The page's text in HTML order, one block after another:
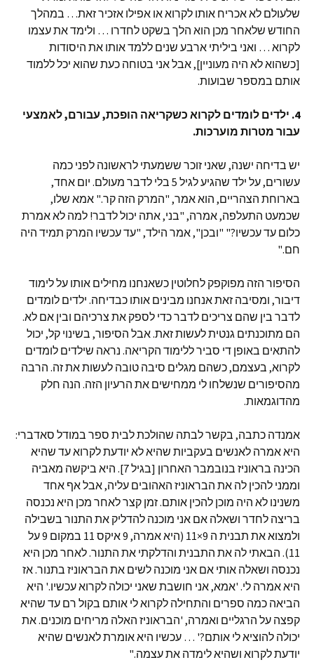
שלעולם לא אכריח אותו לקרוא או אפילו אזכיר זאת… במהלך
החודש שלאחר מכן הוא הלך בשקט לחדרו … ולימד את עצמו
לקרוא … ואני ביליתי ארבע שנים ללמד אותו את היסודות
[כשהוא לא היה מעוניין], אבל אני בטוחה כעת שהוא יכל ללמוד
אותם במספר שבועות.
4. ילדים לומדים לקרוא כשקריאה הופכת, עבורם, לאמצעי
עבור מטרות מוערכות.
יש בדיחה ישנה, שאני זוכר ששמעתי לראשונה לפני כמה
עשורים, על ילד שהגיע לגיל 5 בלי לדבר מעולם. יום אחד,
בארוחת הצהריים, הוא אמר, "המרק הזה קר." אמא שלו,
שכמעט התעלפה, אמרה, "בני, אתה יכול לדבר! למה לא אמרת
כלום עד עכשיו?" "ובכן", אמר הילד, "עד עכשיו המרק תמיד היה
חם."
הסיפור הזה מפוקפק לחלוטין כשאנחנו מחילים אותו על לימוד
דיבור, ומסיבה זאת אנחנו מבינים אותו כבדיחה. ילדים לומדים
לדבר בין שהם צריכים לדבר כדי לספק את צרכיהם ובין אם לא.
הם מתוכנתים גנטית לעשות זאת. אבל הסיפור, בשינוי קל, יכול
להתאים באופן די סביר ללימוד הקריאה. נראה שילדים לומדים
לקרוא, בעצמם, כשהם מגלים סיבה טובה לעשות את זה. הרבה
מהסיפורים שנשלחו לי ממחישים את הרעיון הזה. הנה חלק
מהדוגמאות.
אמנדה כתבה, בקשר לבתה שהולכת לבית ספר במודל סאדברי:
היא אמרה לאנשים בעקביות שהיא לא יודעת לקרוא עד שהיא
הכינה בראוניז בנובמבר האחרון [בגיל 7]. היא ביקשה מאביה
וממני להכין לה את הבראוניז האהובים עליה, אבל אף אחד
משנינו לא היה מוכן להכין אותם. זמן קצר לאחר מכן היא נכנסה
בריצה לחדר ושאלה אם אני מוכנה להדליק את התנור בשבילה
ולמצוא את תבנית ה 9×11 (היא אמרה, 9 איקס 11 במקום 9 על
11). הבאתי לה את התבנית והדלקתי את התנור. לאחר מכן היא
נכנסה ושאלה אותי אם אני מוכנה לשים את הבראוניז בתנור. אז
היא אמרה לי. 'אמא, אני חושבת שאני יכולה לקרוא עכשיו.' היא
הביאה כמה ספרים והתחילה לקרוא לי אותם בקול רם עד שהיא
קפצה על הרגליים ואמרה, 'הבראוניז האלה מריחים מוכנים. את
יכולה להוציא לי אותם?' … עכשיו היא אומרת לאנשים שהיא
יודעת לקרוא ושהיא לימדה את עצמה."